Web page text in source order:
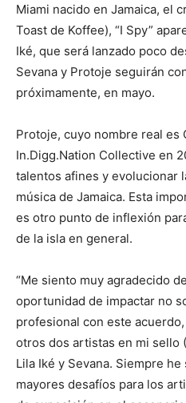
Miami nacido en Jamaica, el
Toast de Koffee), “I Spy”
Iké, que será lanzado poco
Sevana y Protoje seguirán
próximamente, en mayo.
Protoje, cuyo nombre real es
In.Digg.Nation Collective en
talentos afines y evolucionar
música de Jamaica. Esta
es otro punto de inflexión
de la isla en general.
“Me siento muy agradecido
oportunidad de impactar no
profesional con este
otros dos artistas en mi sello
Lila Iké y Sevana. Siempre
mayores desafíos para los